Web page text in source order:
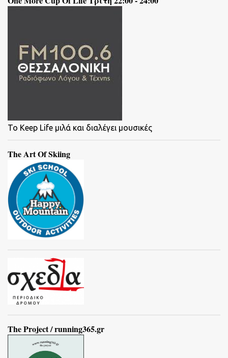
To Keep Life μιλά και διαλέγει μουσικές
The Art Of Skiing
The Project / running365.gr